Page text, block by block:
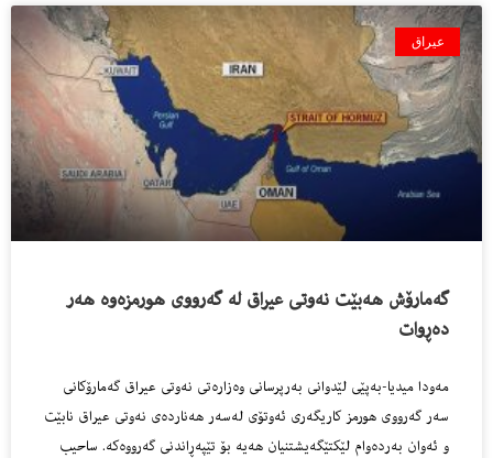
عیراق
گەمارۆش هەبێت نەوتی عیراق لە گەرووی هورمزەوە هەر
دەڕوات
مەودا میدیا-بەپێی لێدوانی بەرپرسانی وەزارەتی نەوتی عیراق گەمارۆكانی
سەر گەرووی هورمز كاریگەری ئەوتۆی لەسەر هەناردەی نەوتی عیراق نابێت
و ئەوان بەردەوام لێكتێگەیشتنیان هەیە بۆ تێپەڕاندنی گەرووەكە. ساحیب